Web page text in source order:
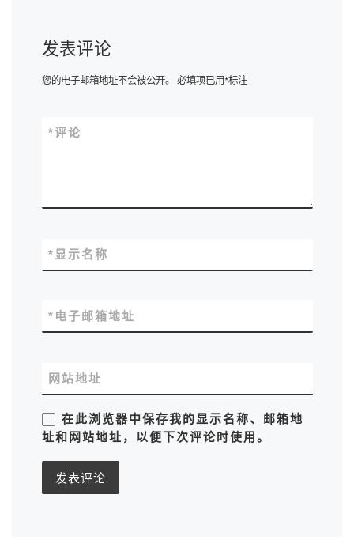
发表评论
您的电子邮箱地址不会被公开。 必填项已用*标注
评论
*
显示名称
*
电子邮箱地址
*
网站地址
在此浏览器中保存我的显示名称、邮箱地
址和网站地址，以便下次评论时使用。